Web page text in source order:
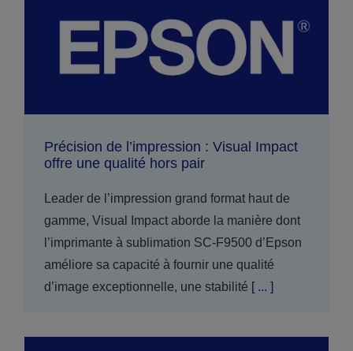
Précision de l’impression : Visual Impact
offre une qualité hors pair
Leader de l’impression grand format haut de
gamme, Visual Impact aborde la manière dont
l’imprimante à sublimation SC-F9500 d’Epson
améliore sa capacité à fournir une qualité
d’image exceptionnelle, une stabilité [ ... ]